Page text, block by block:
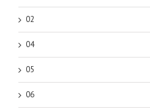
02
04
05
06